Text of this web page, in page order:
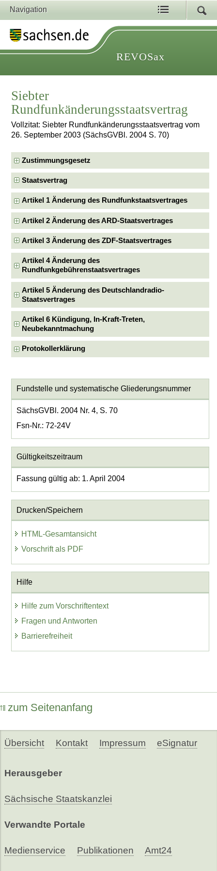
Navigation
REVOSax
Siebter
Rundfunkänderungsstaatsvertrag
Vollzitat: Siebter Rundfunkänderungsstaatsvertrag vom
26. September 2003 (SächsGVBl. 2004 S. 70)
Zustimmungsgesetz
Staatsvertrag
Artikel 1 Änderung des Rundfunkstaatsvertrages
Artikel 2 Änderung des ARD-Staatsvertrages
Artikel 3 Änderung des ZDF-Staatsvertrages
Artikel 4 Änderung des
Rundfunkgebührenstaatsvertrages
Artikel 5 Änderung des Deutschlandradio-
Staatsvertrages
Artikel 6 Kündigung, In-Kraft-Treten,
Neubekanntmachung
Protokollerklärung
Fundstelle und systematische Gliederungsnummer
SächsGVBl. 2004 Nr. 4, S. 70
Fsn-Nr.: 72-24V
Gültigkeitszeitraum
Fassung gültig ab: 1. April 2004
Drucken/Speichern
HTML-Gesamtansicht
Vorschrift als PDF
Hilfe
Hilfe zum Vorschriftentext
Fragen und Antworten
Barrierefreiheit
zum Seitenanfang
Übersicht Kontakt Impressum eSignatur
Herausgeber
Sächsische Staatskanzlei
Verwandte Portale
Medienservice Publikationen Amt24